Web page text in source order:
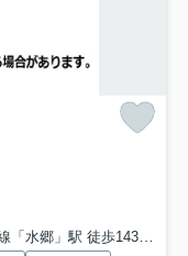
「水郷」駅 徒歩143分